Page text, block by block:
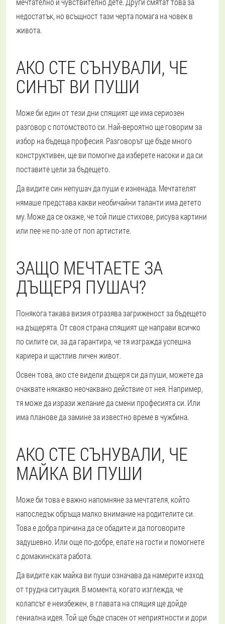
недостатък, но всъщност тази черта помага на човек в
живота.
АКО СТЕ СЪНУВАЛИ, ЧЕ
СИНЪТ ВИ ПУШИ
Може би един от тези дни спящият ще има сериозен
разговор с потомството си. Най-вероятно ще говорим за
избор на бъдеща професия. Разговорът ще бъде много
конструктивен, ще ви помогне да изберете насоки и да си
поставите цели за бъдещето.
Да видите син непушач да пуши е изненада. Мечтателят
нямаше представа какви необичайни таланти има детето
му. Може да се окаже, че той пише стихове, рисува картини
или пее не по-зле от поп артистите.
ЗАЩО МЕЧТАЕТЕ ЗА
ДЪЩЕРЯ ПУШАЧ?
Понякога такава визия отразява загриженост за бъдещето
на дъщерята. От своя страна спящият ще направи всичко
по силите си, за да гарантира, че тя изгражда успешна
кариера и щастлив личен живот.
Освен това, ако сте видели дъщеря си да пуши, можете да
очаквате някакво неочаквано действие от нея. Например,
тя може да изрази желание да смени професията си. Или
има планове да замине за известно време в чужбина.
АКО СТЕ СЪНУВАЛИ, ЧЕ
МАЙКА ВИ ПУШИ
Може би това е важно напомняне за мечтателя, който
напоследък обръща малко внимание на родителите си.
Това е добра причина да се обадите и да поговорите
задушевно. Или още по-добре, елате на гости и помогнете
с домакинската работа.
Да видите как майка ви пуши означава да намерите изход
от трудна ситуация. В момента, когато изглежда, че
колапсът е неизбежен, в главата на спящия ще дойде
гениална идея. Той ще бъде спасен от неприятности и дори